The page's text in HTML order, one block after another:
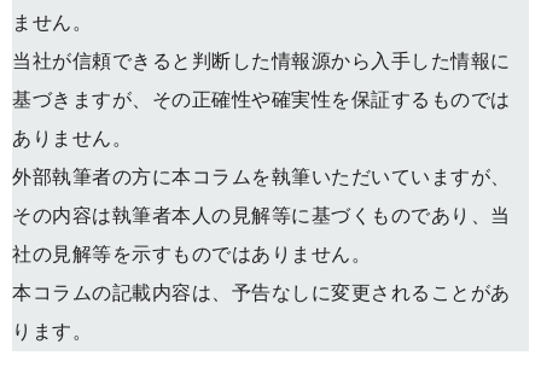
ません。
当社が信頼できると判断した情報源から入手した情報に
基づきますが、その正確性や確実性を保証するものでは
ありません。
外部執筆者の方に本コラムを執筆いただいていますが、
その内容は執筆者本人の見解等に基づくものであり、当
社の見解等を示すものではありません。
本コラムの記載内容は、予告なしに変更されることがあ
ります。